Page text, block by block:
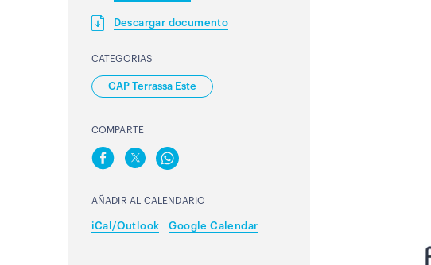
Descargar documento
CATEGORIAS
CAP Terrassa Este
COMPARTE
AÑADIR AL CALENDARIO
iCal/Outlook Google Calendar